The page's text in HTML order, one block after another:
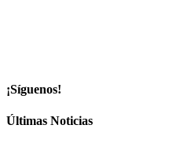
¡Síguenos!
Últimas Noticias